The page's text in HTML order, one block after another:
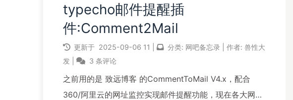
typecho邮件提醒插
件:Comment2Mail
更新于 2025-09-06 11 分类: 网吧备忘录 作者: 兽性大
发
3 条评论
之前用的是 致远博客 的CommentToMail V4.x，配合
360/阿里云的网址监控实现邮件提醒功能，现在各大网站